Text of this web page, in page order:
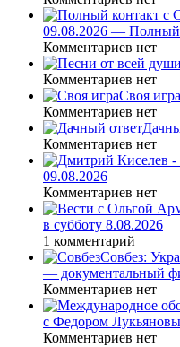
09.08.2026 — Полный
Комментариев нет
Комментариев нет
Своя
Комментариев нет
Комментариев нет
09.08.2026
Комментариев нет
в субботу 8.08.2026
1 комментарий
Совбез:
— документальный
Комментариев нет
с Федором
Комментариев нет